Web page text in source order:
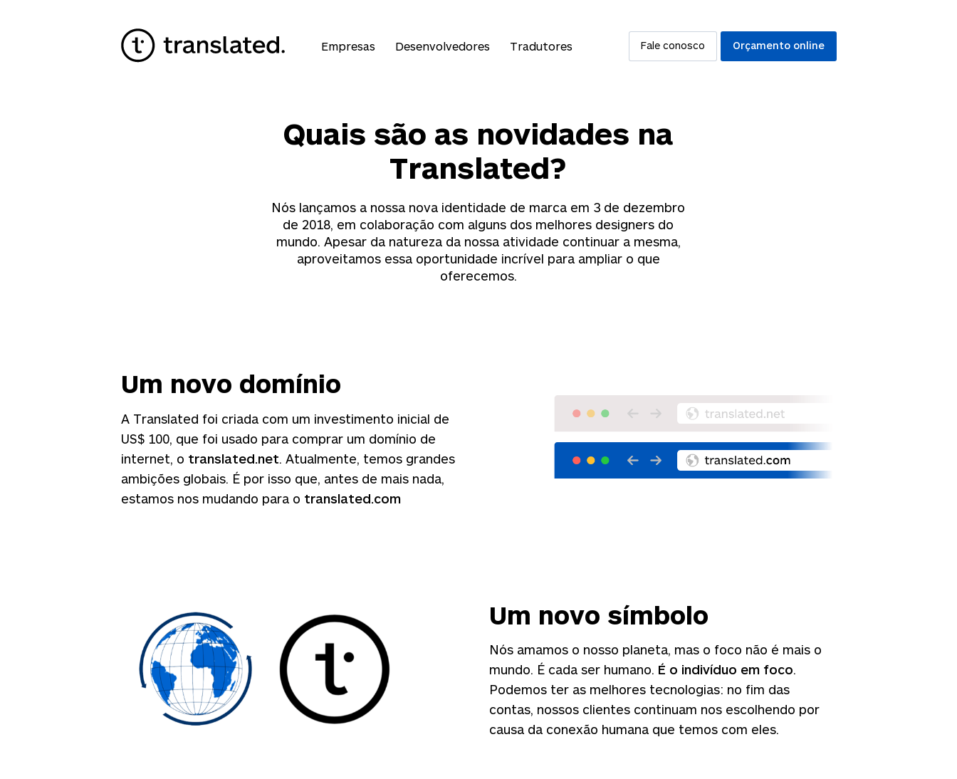
Empresas Desenvolvedores Tradutores Fale conosco Orçamento online
Quais são as novidades na
Translated?
Nós lançamos a nossa nova identidade de marca em 3 de dezembro
de 2018, em colaboração com alguns dos melhores designers do
mundo. Apesar da natureza da nossa atividade continuar a mesma,
aproveitamos essa oportunidade incrível para ampliar o que
oferecemos.
Um novo domínio
A Translated foi criada com um investimento inicial de
US$ 100, que foi usado para comprar um domínio de
internet, o translated.net. Atualmente, temos grandes
ambições globais. É por isso que, antes de mais nada,
estamos nos mudando para o translated.com
Um novo símbolo
Nós amamos o nosso planeta, mas o foco não é mais o
mundo. É cada ser humano. É o indivíduo em foco.
Podemos ter as melhores tecnologias: no fim das
contas, nossos clientes continuam nos escolhendo por
causa da conexão humana que temos com eles.